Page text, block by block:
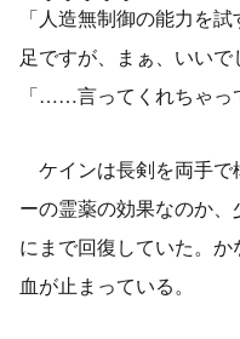
「人造無制御の能力を試
足ですが、まぁ、いいで
「……言ってくれちゃっ
ケインは長剣を両手で
ーの霊薬の効果なのか
にまで回復していた。
血が止まっている。